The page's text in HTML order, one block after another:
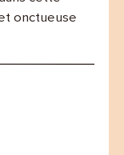
onctueuse